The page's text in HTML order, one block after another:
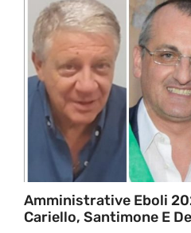
Amministrative Eboli
Cariello, Santimone E